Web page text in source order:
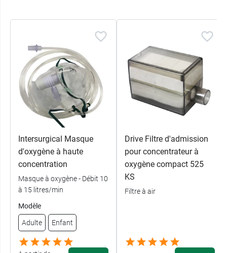
Intersurgical Masque
d'oxygène à haute
concentration
Masque à oxygène - Débit 10
à 15 litres/min
Modèle
Adulte Enfant
Drive Filtre d'admission
pour concentrateur à
oxygène compact 525
KS
Filtre à air